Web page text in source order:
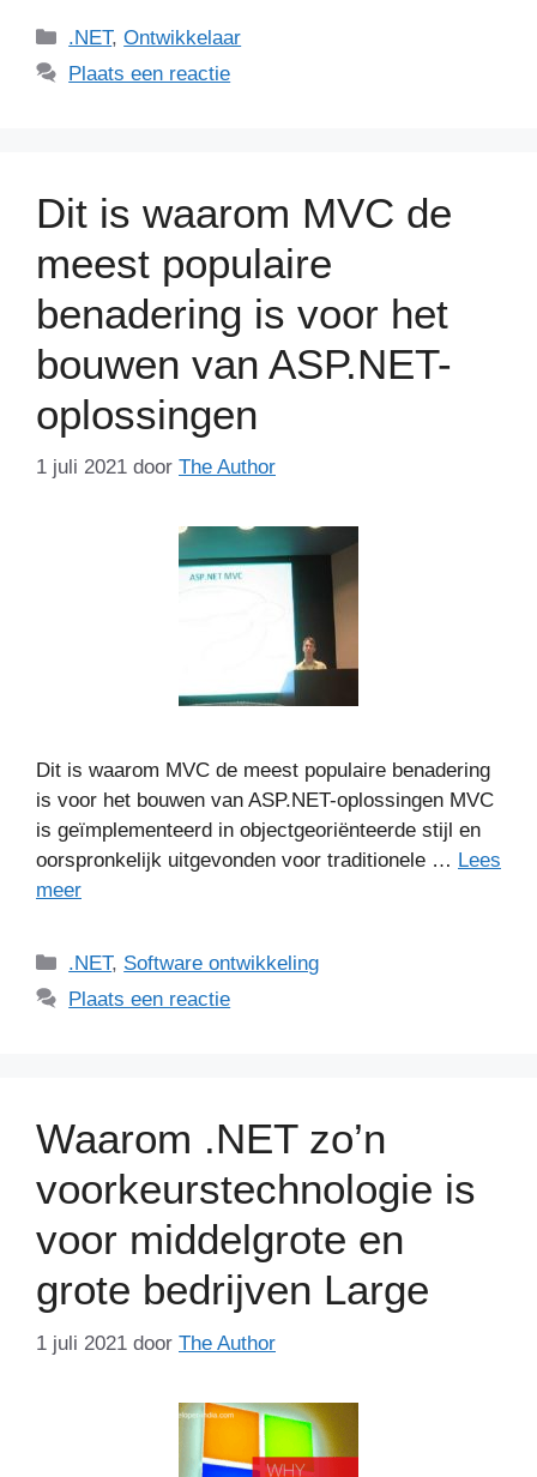
Categorieën
.NET,Ontwikkelaar
Plaats een reactie
Dit is waarom MVC de
meest populaire
benadering is voor het
bouwen van ASP.NET-
oplossingen
1 juli 2021 door The Author
Dit is waarom MVC de meest populaire benadering
is voor het bouwen van ASP.NET-oplossingen MVC
is geïmplementeerd in objectgeoriënteerde stijl en
oorspronkelijk uitgevonden voor traditionele … Lees
meer
Categorieën
.NET, Software ontwikkeling
Plaats een reactie
Waarom .NET zo’n
voorkeurstechnologie is
voor middelgrote en
grote bedrijven Large
1 juli 2021 door The Author